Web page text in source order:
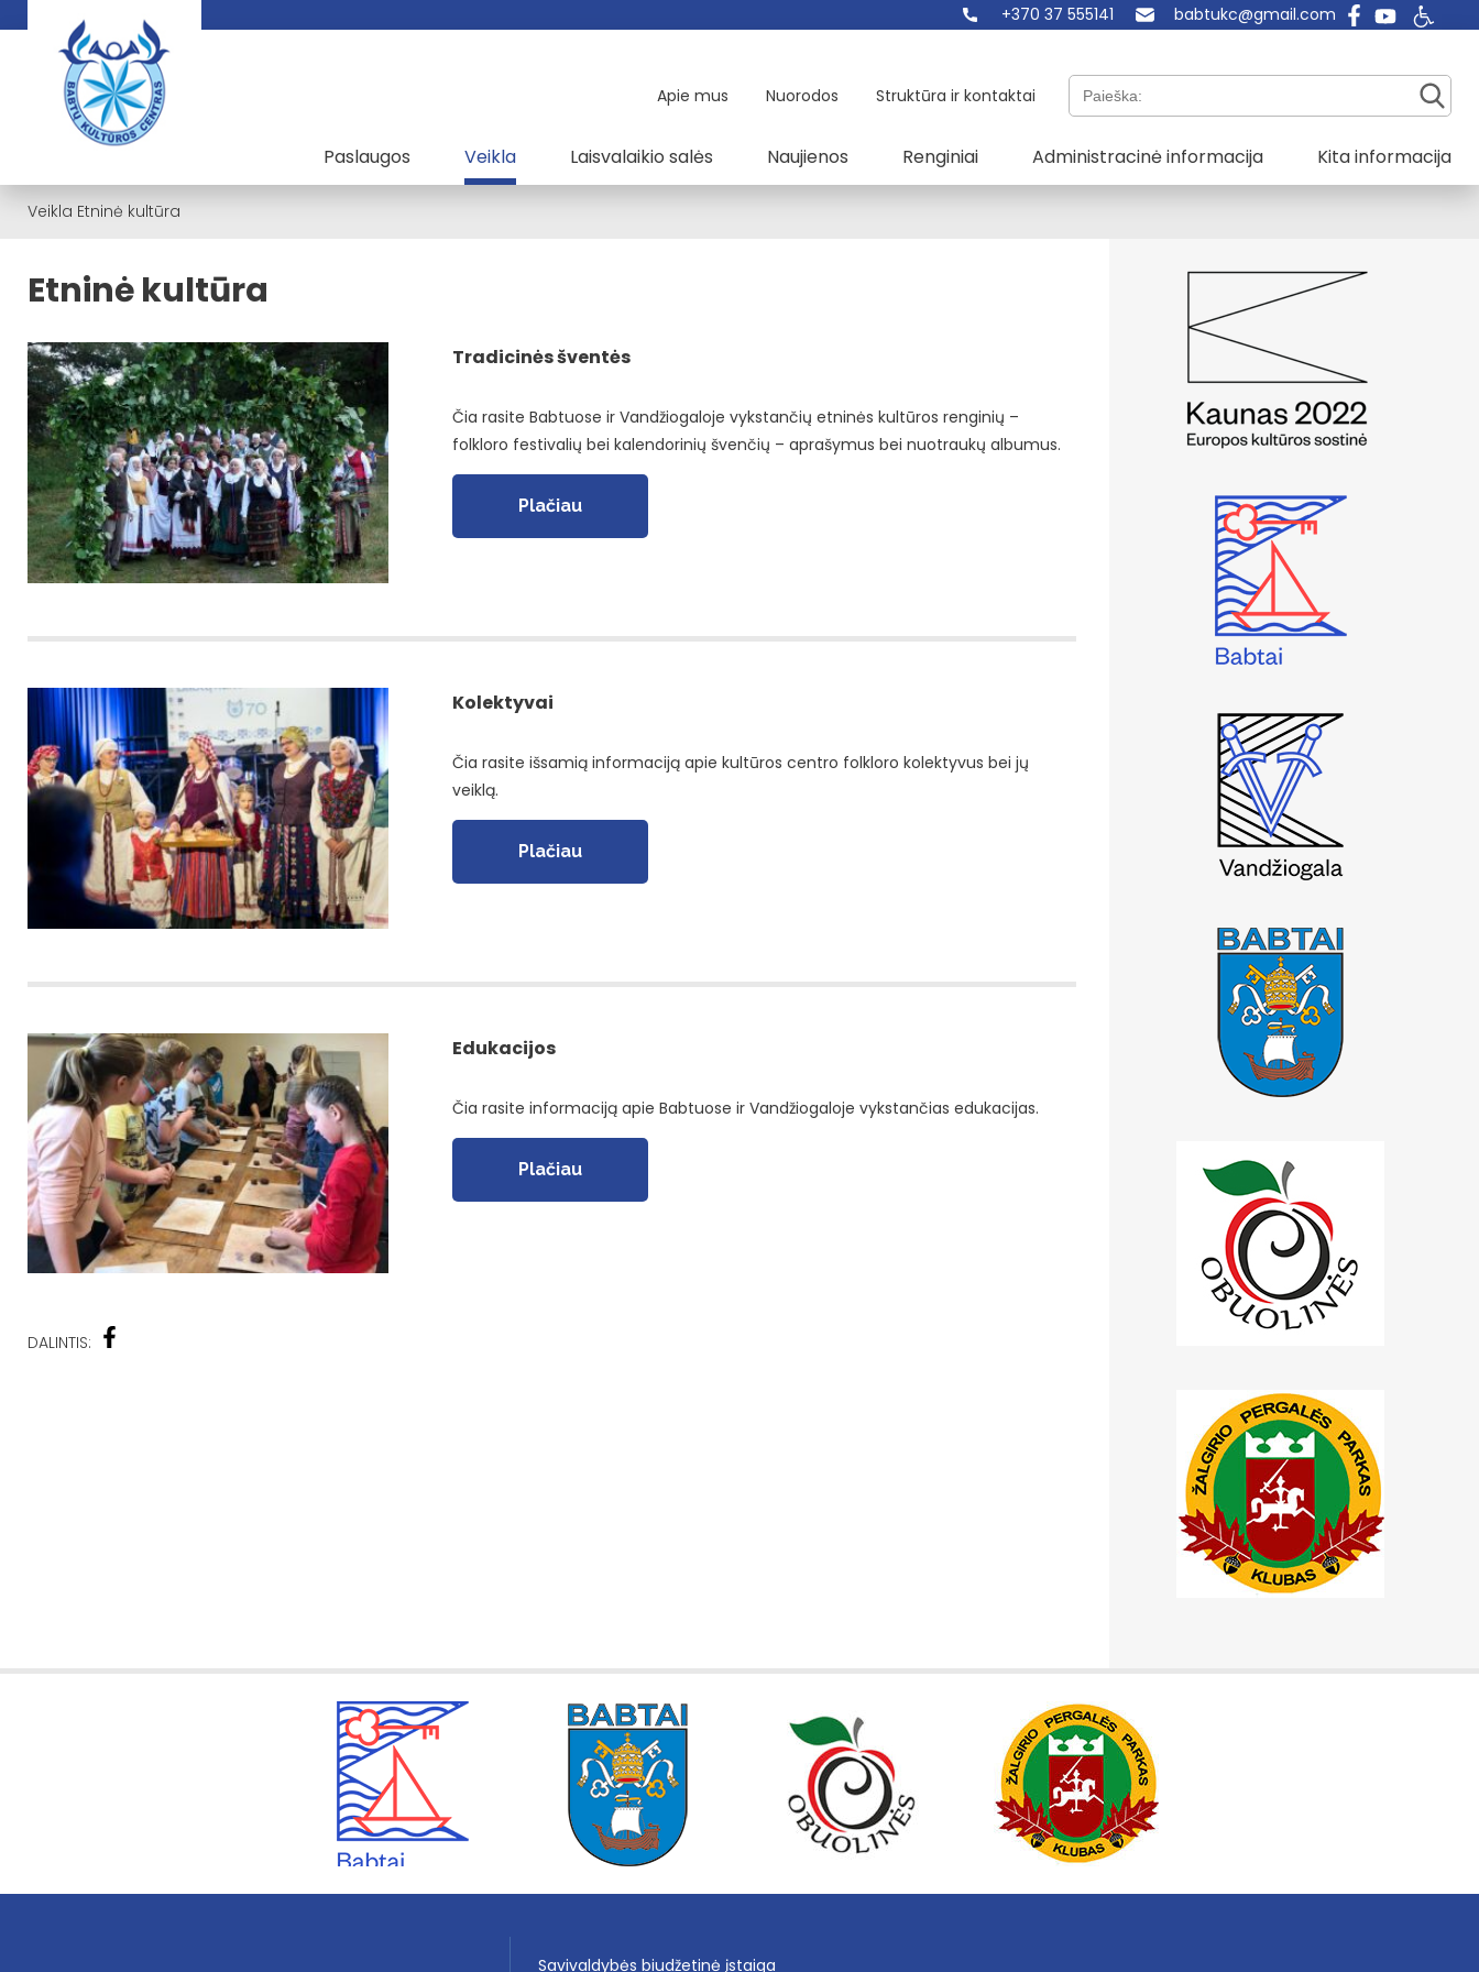
+370 37 555141 babtukc@gmail.com
Apie mus Nuorodos Struktūra ir kontaktai Paieška:
Paslaugos Veikla Laisvalaikio salės Naujienos Renginiai Administracinė informacija Kita informacija
Veikla Etninė kultūra
Etninė kultūra
Tradicinės šventės
Čia rasite Babtuose ir Vandžiogaloje vykstančių etninės kultūros renginių –
folkloro festivalių bei kalendorinių švenčių – aprašymus bei nuotraukų albumus.
Plačiau
Kolektyvai
Čia rasite išsamią informaciją apie kultūros centro folkloro kolektyvus bei jų
veiklą.
Plačiau
Edukacijos
Čia rasite informaciją apie Babtuose ir Vandžiogaloje vykstančias edukacijas.
Plačiau
DALINTIS:
Savivaldybės biudžetinė įstaiga